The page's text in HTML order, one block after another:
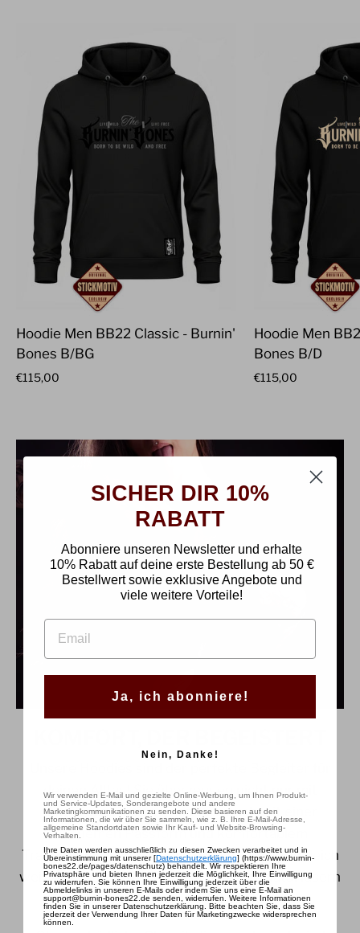
Hoodie Men BB22 Classic - Burnin'
Bones B/BG
€115,00
Hoodie Men
Bones B/D
€115,00
deinen Alltag! Sie überzeugen nicht nur mit
auffälligen Designs, sondern auch mit einer
bequemen Passform und komfortablem
Tragegefühl. Gefertigt aus robustem und zugleich
weichem Material, das vollständig aus Naturfasern
besteht, stehen sie für hohe Qualität.
SICHER DIR 10%
RABATT
Abonniere unseren Newsletter und erhalte
10% Rabatt auf deine erste Bestellung ab 50 €
Bestellwert sowie exklusive Angebote und
viele weitere Vorteile!
EMAIL
Ja, ich abonniere!
Nein, Danke!
Wir verwenden E-Mail und gezielte Online-Werbung, um Ihnen Produkt-
und Service-Updates, Sonderangebote und andere
Marketingkommunikationen zu senden. Diese basieren auf den
Informationen, die wir über Sie sammeln, wie z. B. Ihre E-Mail-Adresse,
allgemeine Standortdaten sowie Ihr Kauf- und Website-Browsing-
Verhalten.
Ihre Daten werden ausschließlich zu diesen Zwecken verarbeitet und in
Übereinstimmung mit unserer [Datenschutzerklärung] (https://www.burnin-
bones22.de/pages/datenschutz) behandelt. Wir respektieren Ihre
Privatsphäre und bieten Ihnen jederzeit die Möglichkeit, Ihre Einwilligung
zu widerrufen. Sie können Ihre Einwilligung jederzeit über die
Abmeldelinks in unseren E-Mails oder indem Sie uns eine E-Mail an
support@burnin-bones22.de senden, widerrufen. Weitere Informationen
finden Sie in unserer Datenschutzerklärung. Bitte beachten Sie, dass Sie
jederzeit der Verwendung Ihrer Daten für Marketingzwecke widersprechen
können.